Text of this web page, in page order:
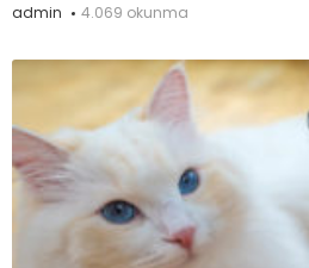
admin 4.069 okunma